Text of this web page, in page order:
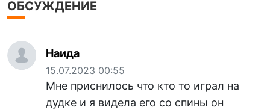
ОБСУЖДЕНИЕ
Наида
15.07.2023 00:55
Мне приснилось что кто то играл на
дудке и я видела его со спины он